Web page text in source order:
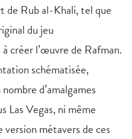
de Rub al-Khali, tel que
du jeu
créer l’œuvre de Rafman.
schématisée,
d’amalgames
Las Vegas, ni même
version métavers de ces